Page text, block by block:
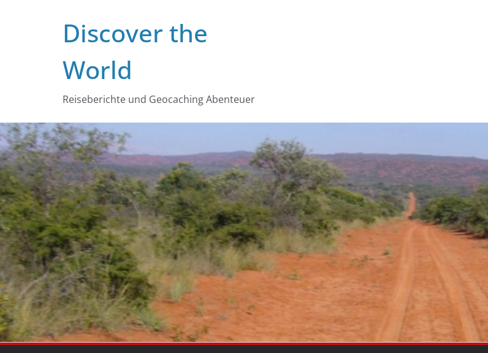
Discover the
World
Reiseberichte und Geocaching Abenteuer